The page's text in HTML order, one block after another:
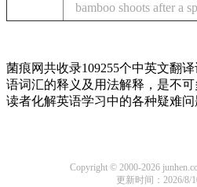
bamboo shoots after a
菌痕网共收录109255个中英文翻
语词汇的释义及用法解释，是不
读者化解英语学习中的各种疑难问
Copyright © 2000-2026
更新时间：2026/8/